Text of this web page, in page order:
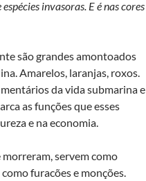
invasoras. E é nas cores
são grandes amontoados
Amarelos, laranjas, roxos.
da vida submarina e
as funções que esses
e na economia.
servem como
furacões e monções.